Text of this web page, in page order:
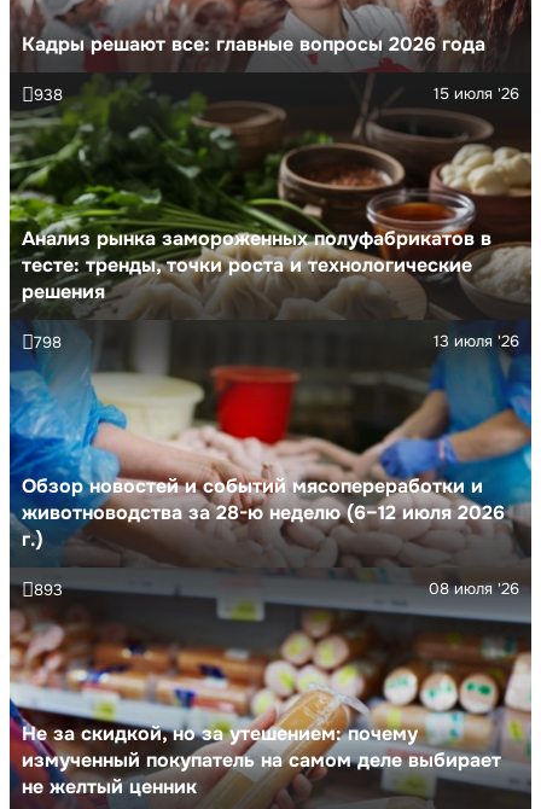
Кадры решают все: главные вопросы 2026 года
Анализ рынка замороженных полуфабрикатов в
тесте: тренды, точки роста и технологические
решения
15 июля '26
938
Обзор новостей и событий мясопереработки и
животноводства за 28-ю неделю (6–12 июля 2026
г.)
13 июля '26
798
Не за скидкой, но за утешением: почему
измученный покупатель на самом деле выбирает
не желтый ценник
08 июля '26
893